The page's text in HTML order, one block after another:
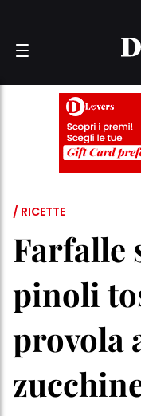
/ RICETTE
Farfalle
pinoli
provola